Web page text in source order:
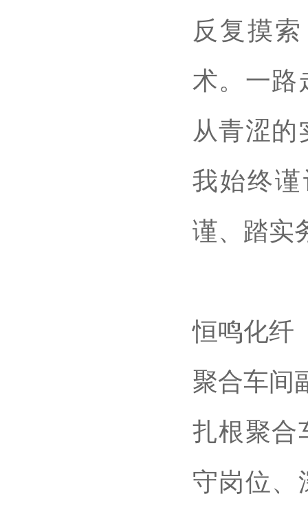
反复摸
术。一路
从青涩的
我始终
谨、踏实
恒鸣化纤
聚合车间
扎根聚合
守岗位、